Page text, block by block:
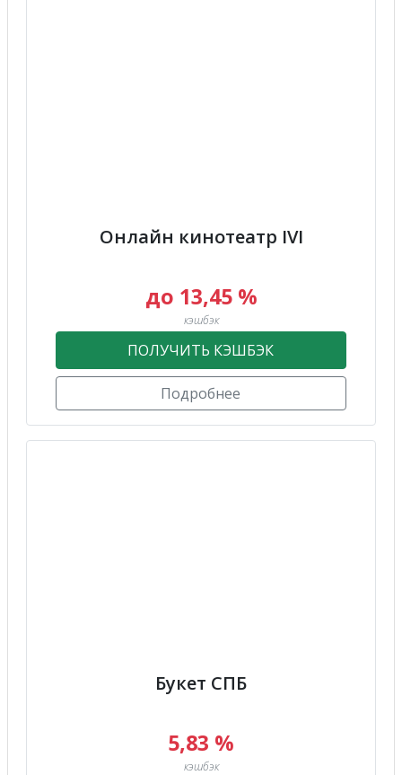
Онлайн кинотеатр IVI
до 13,45 %
кэшбэк
ПОЛУЧИТЬ КЭШБЭК
Подробнее
Букет СПБ
5,83 %
кэшбэк